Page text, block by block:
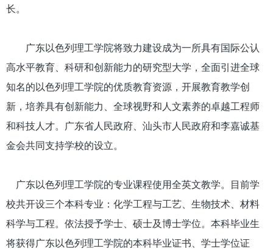
长。
广东以色列理工学院将致力建设成为一所具有国际公认
高水平教育、科研和创新能力的研究型大学，全面引进全球
知名的以色列理工学院的优质教育资源，开展教育教学创
新，培养具有创新能力、全球视野和人文素养的卓越工程师
和科技人才。广东省人民政府、汕头市人民政府和李嘉诚基
金会共同支持学校的设立。
广东以色列理工学院的专业课程使用全英文教学。目前学
校共开设三个本科专业：化学工程与工艺、生物技术、材料
科学与工程。依法授予学士、硕士及博士学位。本科毕业生
将获得广东以色列理工学院的本科毕业证书、学士学位证